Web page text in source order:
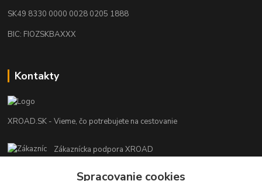
SK49 8330 0000 0028 0205 1888
BIC: FIOZSKBAXXX
Kontakty
XROAD.SK - Vieme, čo potrebujete na cestovanie
Zákaznícka podpora XROAD
+421 948 013 566
Po-Pi (08:00-16:00), So (11:00-14:00)
Spracovanie cookies